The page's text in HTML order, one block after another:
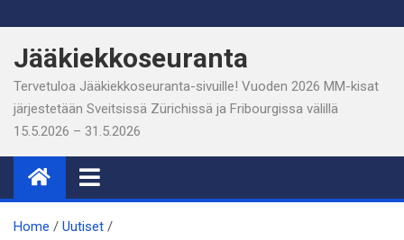
to
content
Jääkiekkoseuranta
Tervetuloa Jääkiekkoseuranta-sivuille! Vuoden 2026 MM-kisat
järjestetään Sveitsissä Zürichissä ja Fribourgissa välillä
15.5.2026 – 31.5.2026
Home
Uutiset